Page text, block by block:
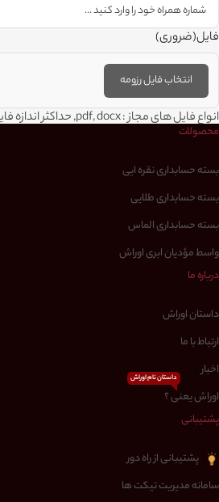
فایل(ضروری)
انواع فایل های مجاز : pdf, docx, حداکثر اندازه فایل: 10 MB.
محصولات
بسته حسابداری نقره ایی
بسته حسابداری طلایی
بسته حسابداری الماس
واسط مؤدیان ابری اوراش
درباره ما
داستان اوراش
ارتباط با ما
اخبار
اوراش یعنی ؟
داستان نام اوراش
پشتیبانی
پشتیبانی از راه دور
سامانه مدیریت تیکت ها